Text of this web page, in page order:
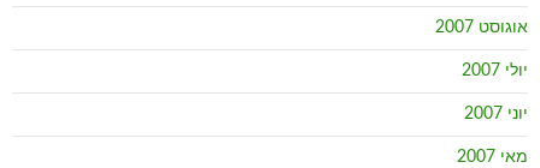
אוגוסט 2007
יולי 2007
יוני 2007
מאי 2007